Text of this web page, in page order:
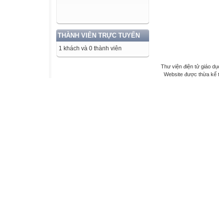
THÀNH VIÊN TRỰC TUYẾN
1 khách và 0 thành viên
Thư viện điện tử giáo
Website được thừa kế